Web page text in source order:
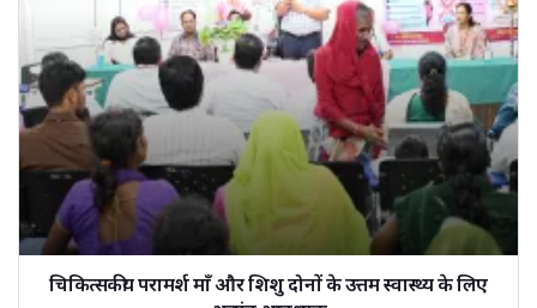
चिकित्सकीय परामर्श माँ और शिशु दोनों के उत्तम स्वास्थ्य के लिए